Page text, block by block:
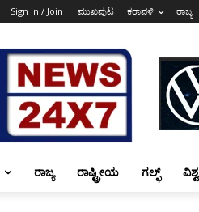
Sign in / Join ಮುಖಪುಟ ಕರಾವಳಿ ರಾಜ್ಯ
ರಾಜ್ಯ ರಾಷ್ಟ್ರೀಯ ಗಲ್ಫ್ ವಿಶ್ವ